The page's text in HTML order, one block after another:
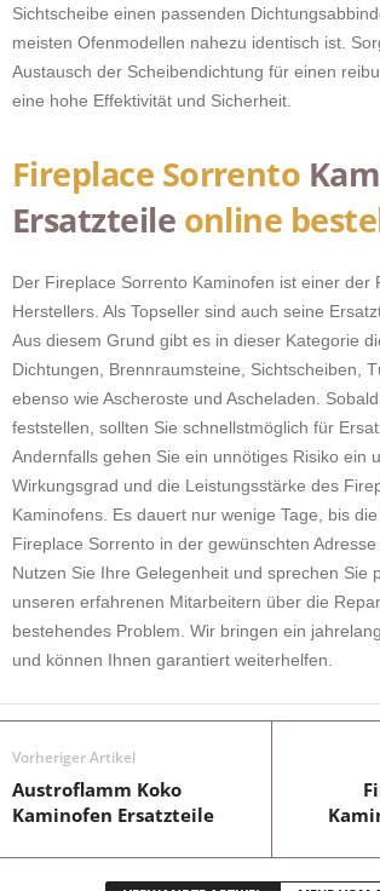
Sichtscheibe einen passenden
meisten Ofenmodellen nahezu identisch ist.
Austausch der Scheibendichtung für einen
eine hohe Effektivität und Sicherheit.
Fireplace Sorrento
Ersatzteile online
Der Fireplace Sorrento Kaminofen ist einer der
Herstellers. Als Topseller sind auch seine
Aus diesem Grund gibt es in dieser Kategorie
Dichtungen, Brennraumsteine, Sichtscheiben,
ebenso wie Ascheroste und Ascheladen.
feststellen, sollten Sie schnellstmöglich für
Andernfalls gehen Sie ein unnötiges Risiko ein
Wirkungsgrad und die Leistungsstärke des
Kaminofens. Es dauert nur wenige Tage, bis
Fireplace Sorrento in der gewünschten Adresse
Nutzen Sie Ihre Gelegenheit und sprechen Sie
unseren erfahrenen Mitarbeitern über die
bestehendes Problem. Wir bringen ein
und können Ihnen garantiert weiterhelfen.
Vorheriger Artikel
Austroflamm Koko
Kaminofen Ersatzteile